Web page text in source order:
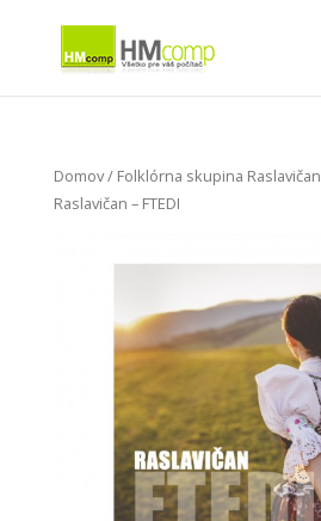
Domov/ Folklórna skupina Raslavičan
Raslavičan – FTEDI